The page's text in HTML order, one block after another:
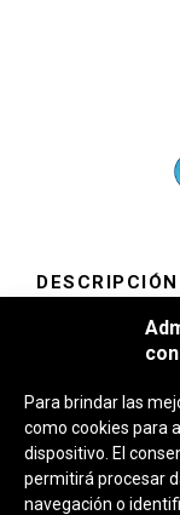
Para brindar las
como cookies para
dispositivo. El
permitirá procesar
navegación o
Refrescante
Salts Especial
Estudiando cada
para que el
experiencia del